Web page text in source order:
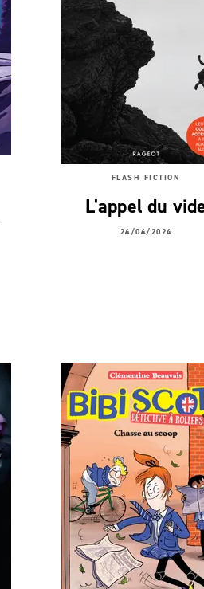
FLASH FICTION
L'appel du
24/04/2024